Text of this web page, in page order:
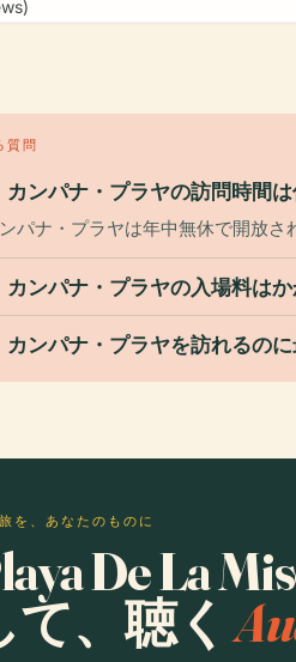
質問
カンパナ・プラヤの訪問時間は
パナ・プラヤは年中無休で開放さ
カンパナ・プラヤの入場料は
カンパナ・プラヤを訪れるの
を、あなたのものに
De La
て、聴く